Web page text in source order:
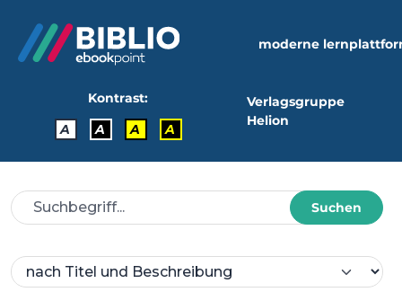
moderne
Kontrast:
A
A A A
Verlagsgruppe
Helion
Suchen